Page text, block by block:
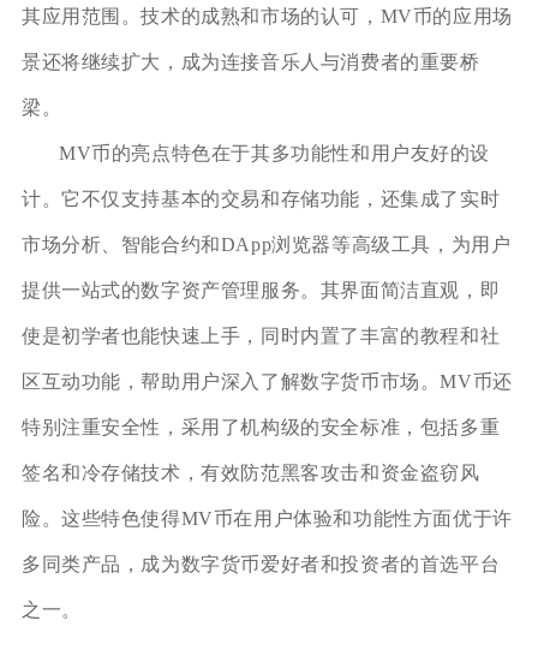
其应用范围。技术的成熟和市场的认可，MV币的应用场
景还将继续扩大，成为连接音乐人与消费者的重要桥
梁。
MV币的亮点特色在于其多功能性和用户友好的设
计。它不仅支持基本的交易和存储功能，还集成了实时
市场分析、智能合约和DApp浏览器等高级工具，为用户
提供一站式的数字资产管理服务。其界面简洁直观，即
使是初学者也能快速上手，同时内置了丰富的教程和社
区互动功能，帮助用户深入了解数字货币市场。MV币还
特别注重安全性，采用了机构级的安全标准，包括多重
签名和冷存储技术，有效防范黑客攻击和资金盗窃风
险。这些特色使得MV币在用户体验和功能性方面优于许
多同类产品，成为数字货币爱好者和投资者的首选平台
之一。